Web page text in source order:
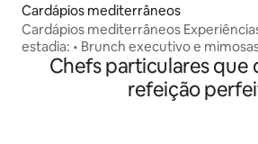
Cardápios mediterrâneos
Cardápios mediterrâneos
estadia: • Brunch executivo e
para a alma • Churrasco ibérico •
cozinha incluídas.
Chefs particulares que
refeição